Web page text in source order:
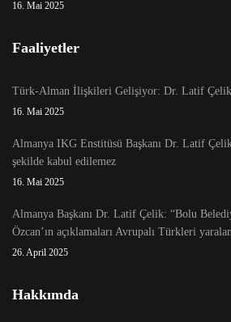
16. Mai 2025
Faaliyetler
Türk-Alman İlişkileri Gelişiyor: Dr. Latif
16. Mai 2025
Almanya IKG Enstitüsü Başkanı Dr. Latif
şekilde kabul edilemez
16. Mai 2025
Almanya Başkanı Dr. Latif Çelik: “Bolu
Özcan’ın açıklamaları Avrupalı Türkleri
26. April 2025
Hakkımda